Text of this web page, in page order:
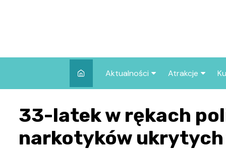
Aktualności
Wszystkie wpisy
Atrakcje
we Wrocławiu
Co warto
Wrocławiu?
33-latek w rękach
narkotyków ukrytych